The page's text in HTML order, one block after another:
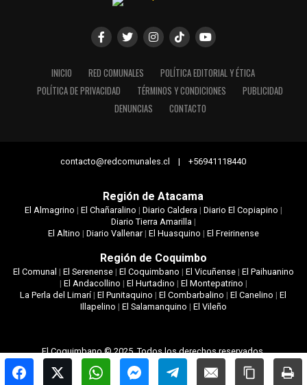
INICIO RED COMUNALES
POLÍTICA EDITORIAL Y ÉTICA
POLÍTICA DE PRIVACIDAD
TÉRMINOS Y CONDICIONES
PUBLICIDAD
DENUNCIAS
CONTACTO
contacto@redcomunales.cl | +56941118440
Región de Atacama
El Almagrino | El Chañaralino | Diario Caldera | Diario El Copiapino |
Diario Tierra Amarilla |
El Altino | Diario Vallenar| El Huasquino | El Freirinense
Región de Coquimbo
El Comunal | El Serenense| El Coquimbano | El Vicuñense| El Paihuanino
| El Andacollino | El Hurtadino | El Montepatrino |
La Perla del Limarí|El Punitaquino |El Combarbalino |El Canelino |El
Illapelino | El Salamanquino | El Vileño
El Coquimbano © 2025. Todos los derechos reservados.